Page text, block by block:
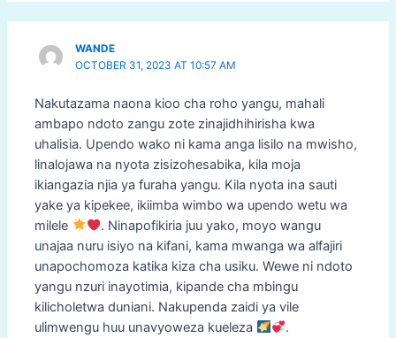
WANDE
OCTOBER 31, 2023 AT 10:57 AM
Nakutazama naona kioo cha roho yangu, mahali
ambapo ndoto zangu zote zinajidhihirisha kwa
uhalisia. Upendo wako ni kama anga lisilo na mwisho,
linalojawa na nyota zisizohesabika, kila moja
ikiangazia njia ya furaha yangu. Kila nyota ina sauti
yake ya kipekee, ikiimba wimbo wa upendo wetu wa
milele
. Ninapofikiria juu yako, moyo wangu
unajaa nuru isiyo na kifani, kama mwanga wa alfajiri
unapochomoza katika kiza cha usiku. Wewe ni ndoto
yangu nzuri inayotimia, kipande cha mbingu
kilicholetwa duniani. Nakupenda zaidi ya vile
ulimwengu huu unavyoweza kueleza
.